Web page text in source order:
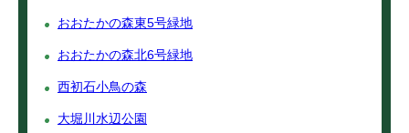
おおたかの森東5号緑地
おおたかの森北6号緑地
西初石小鳥の森
大堀川水辺公園